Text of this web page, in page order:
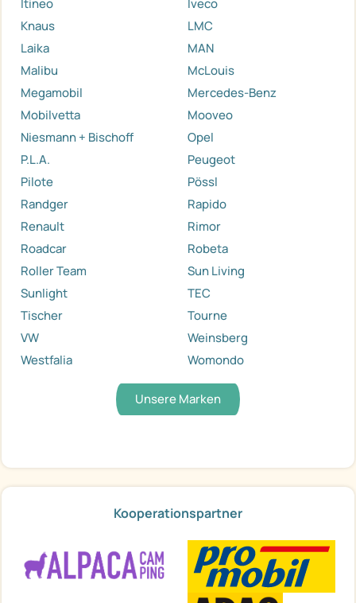
Itineo
Iveco
Knaus
LMC
Laika
MAN
Malibu
McLouis
Megamobil
Mercedes-Benz
Mobilvetta
Mooveo
Niesmann + Bischoff
Opel
P.L.A.
Peugeot
Pilote
Pössl
Randger
Rapido
Renault
Rimor
Roadcar
Robeta
Roller Team
Sun Living
Sunlight
TEC
Tischer
Tourne
VW
Weinsberg
Westfalia
Womondo
Unsere Marken
Kooperationspartner